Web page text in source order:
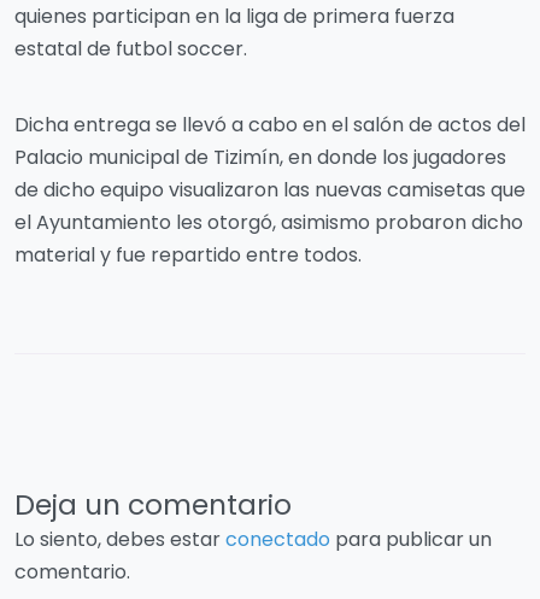
quienes participan en la liga de primera fuerza
estatal de futbol soccer.
Dicha entrega se llevó a cabo en el salón de actos del
Palacio municipal de Tizimín, en donde los jugadores
de dicho equipo visualizaron las nuevas camisetas que
el Ayuntamiento les otorgó, asimismo probaron dicho
material y fue repartido entre todos.
Deja un comentario
Lo siento, debes estarconectado para publicar un
comentario.